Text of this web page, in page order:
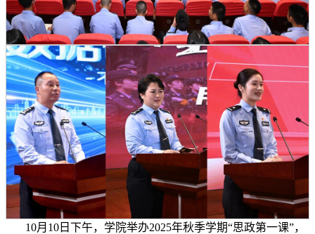
10月10日下午，学院举办2025年秋季学期“思政第一课”，